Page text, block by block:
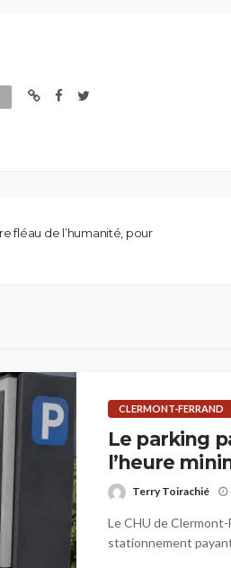
fléau de l’humanité, pour
CLERMONT-FERRAND
Le parking
l’heure
Terry Toirachié
Le CHU de
stationnement